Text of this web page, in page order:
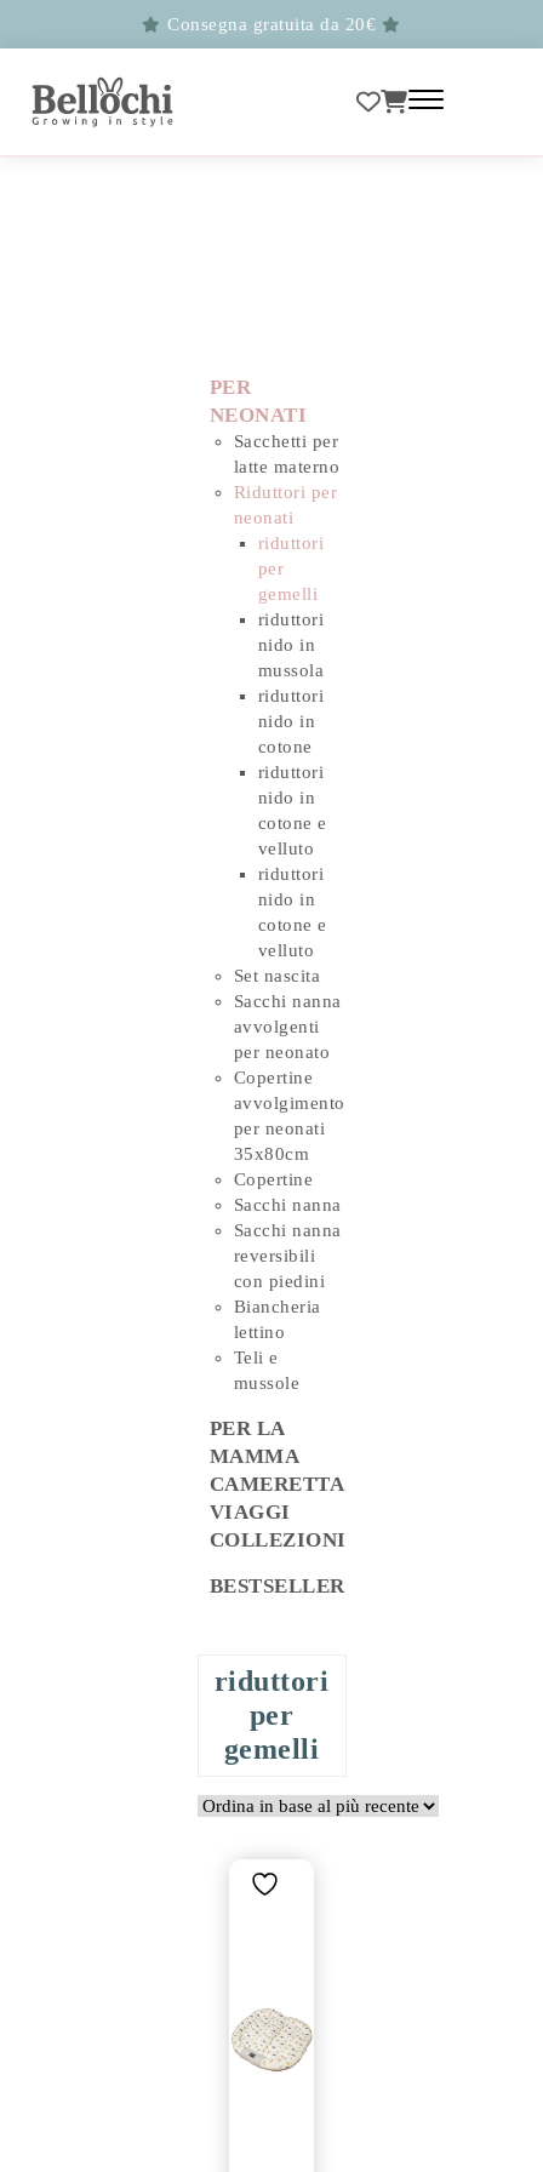
Consegna gratuita da 20€
PER
NEONATI
Sacchetti per
latte materno
Riduttori per
neonati
riduttori
per
gemelli
riduttori
nido in
mussola
riduttori
nido in
cotone
riduttori
nido in
cotone e
velluto
riduttori
nido in
cotone e
velluto
Set nascita
Sacchi nanna
avvolgenti
per neonato
Copertine
avvolgimento
per neonati
35x80cm
Copertine
Sacchi nanna
Sacchi nanna
reversibili
con piedini
Biancheria
lettino
Teli e
mussole
PER LA
MAMMA
CAMERETTA
VIAGGI
COLLEZIONI
BESTSELLER
riduttori
per
gemelli